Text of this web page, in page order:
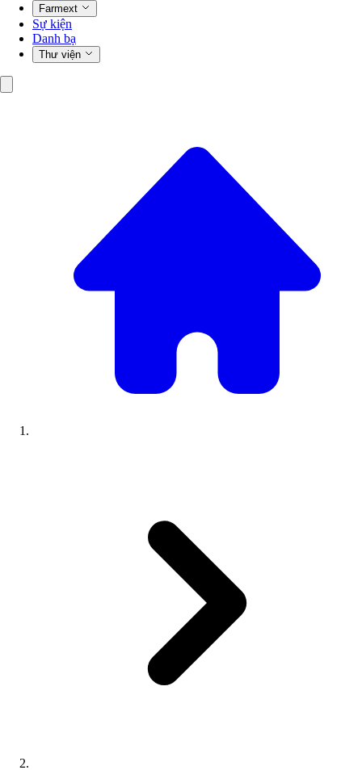
Farmext
Sự kiện
Danh bạ
Thư viện